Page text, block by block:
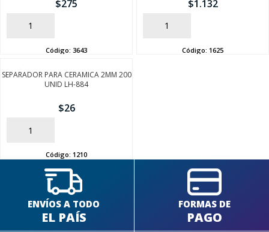
$275
AÑADIR
Código: 3643
$1.132
AÑADIR
Código: 1625
SEPARADOR PARA CERAMICA 2MM 200
UNID LH-884
$26
AÑADIR
Código: 1210
ENVÍOS A TODO
EL PAÍS
FORMAS DE
PAGO
SEGUÍ COMPRANDO